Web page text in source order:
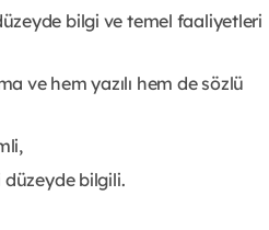
bilgi ve temel faaliyetleri
ve hem yazılı hem de sözlü
düzeyde bilgili.